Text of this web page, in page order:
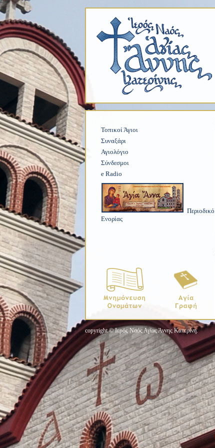
Τοπικοί Άγιοι
Συναξάρι
Αγιολόγιο
Σύνδεσμοι
e Radio
Περιοδικό
Ενορίας
copyright © Ιερός Ναός Αγίας Άννης Κατερίνη.